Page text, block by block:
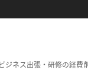
ネス出張・研修の経費